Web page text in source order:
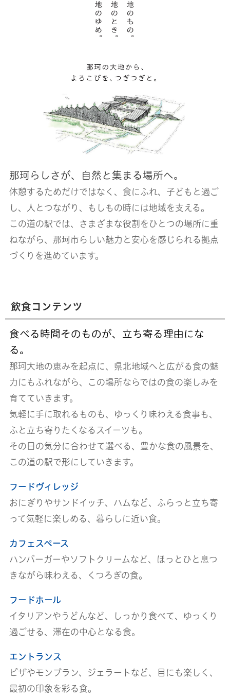
那珂らしさが、自然と集まる場所へ。
休憩するためだけではなく、 食にふれ、子どもと過ご
し、人とつながり、
もしもの時には地域を支える。
この道の駅では、さまざまな役割をひとつの場所に重
ねながら、 那珂市らしい魅力と安心を感じられる拠点
づくりを進めています。
飲食コンテンツ
食べる時間そのものが、立ち寄る理由にな
る。
那珂大地の恵みを起点に、県北地域へと広がる食の魅
力にもふれながら、この場所ならではの食の楽しみを
育てていきます。
気軽に手に取れるものも、ゆっくり味わえる食事も、
ふと立ち寄りたくなるスイーツも。
その日の気分に合わせて選べる、豊かな食の風景を、
この道の駅で形にしていきます。
フードヴィレッジ
おにぎりやサンドイッチ、ハムなど、ふらっと立ち寄
って気軽に楽しめる、暮らしに近い食。
カフェスペース
ハンバーガーやソフトクリームなど、ほっとひと息つ
きながら味わえる、くつろぎの食。
フードホール
イタリアンやうどんなど、しっかり食べて、ゆっくり
過ごせる、滞在の中心となる食。
エントランス
ピザやモンブラン、ジェラートなど、目にも楽しく、
最初の印象を彩る食。